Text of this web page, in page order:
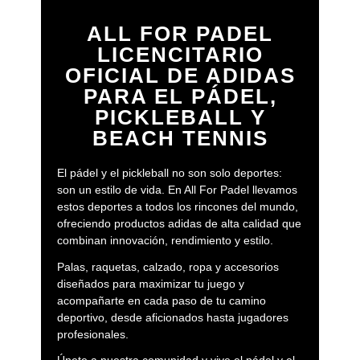
ALL FOR PADEL
LICENCITARIO
OFICIAL DE ADIDAS
PARA EL PÁDEL,
PICKLEBALL Y
BEACH TENNIS
El pádel y el pickleball no son solo deportes:
son un estilo de vida. En All For Padel llevamos
estos deportes a todos los rincones del mundo,
ofreciendo productos adidas de alta calidad que
combinan innovación, rendimiento y estilo.
Palas, raquetas, calzado, ropa y accesorios
diseñados para maximizar tu juego y
acompañarte en cada paso de tu camino
deportivo, desde aficionados hasta jugadores
profesionales.